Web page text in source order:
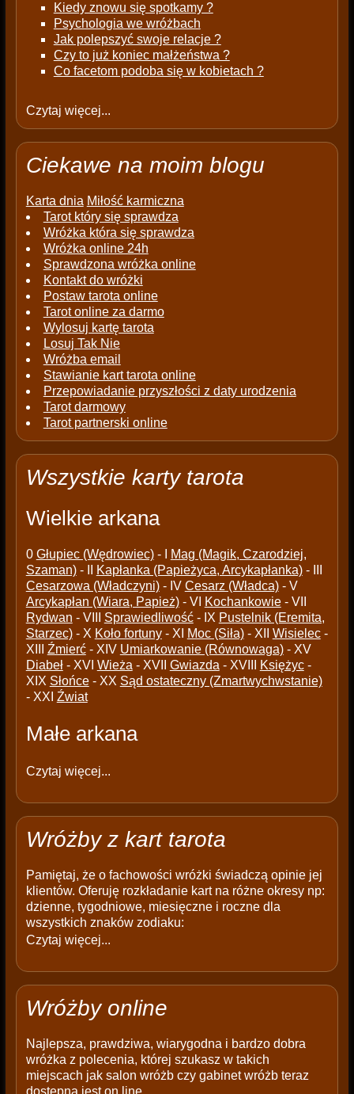
Kiedy znowu się spotkamy ?
Psychologia we wróżbach
Jak polepszyć swoje relacje ?
Czy to już koniec małżeństwa ?
Co facetom podoba się w kobietach ?
Czytaj więcej...
Ciekawe na moim blogu
Karta dnia Miłość karmiczna
Tarot który się sprawdza
Wróżka która się sprawdza
Wróżka online 24h
Sprawdzona wróżka online
Kontakt do wróżki
Postaw tarota online
Tarot online za darmo
Wylosuj kartę tarota
Losuj Tak Nie
Wróżba email
Stawianie kart tarota online
Przepowiadanie przyszłości z daty urodzenia
Tarot darmowy
Tarot partnerski online
Wszystkie karty tarota
Wielkie arkana
0 Głupiec (Wędrowiec)- I
Mag (Magik, Czarodziej,
Szaman)- II Kapłanka (Papieżyca, Arcykapłanka)- III
Cesarzowa (Władczyni)- IV Cesarz (Władca)- V
Arcykapłan (Wiara, Papież)- VI Kochankowie- VII
Rydwan - VIII Sprawiedliwość- IX Pustelnik (Eremita,
Starzec)- X Koło fortuny- XI Moc (Siła)- XII Wisielec-
XIII Źmierć- XIV Umiarkowanie (Równowaga)- XV
Diabeł- XVI Wieża - XVII Gwiazda - XVIII Księżyc-
XIX Słońce- XX Sąd ostateczny (Zmartwychwstanie)
- XXI Źwiat
Małe arkana
Czytaj więcej...
Wróżby z kart tarota
Pamiętaj, że o fachowości wróżki świadczą opinie jej
klientów. Oferuję rozkładanie kart na różne okresy np:
dzienne, tygodniowe, miesięczne i roczne dla
wszystkich znaków zodiaku:
Czytaj więcej...
Wróżby online
Najlepsza, prawdziwa, wiarygodna i bardzo dobra
wróżka z polecenia, której szukasz w takich
miejscach jak salon wróżb czy gabinet wróżb teraz
dostępna jest on line.